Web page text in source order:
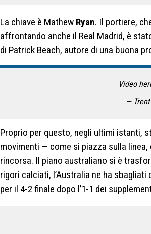
La chiave è Mathew Ryan. Il portiere,
affrontando anche il Real Madrid, è
di Patrick Beach, autore di una buona
Video
—
Proprio per questo, negli ultimi istanti,
movimenti — come si piazza sulla
rincorsa. Il piano australiano si è
rigori calciati, l’Australia ne ha
per il 4-2 finale dopo l’1-1 dei